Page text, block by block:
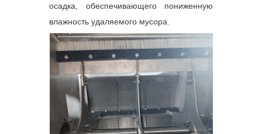
осадка, обеспечивающего пониженную
влажность удаляемого мусора.